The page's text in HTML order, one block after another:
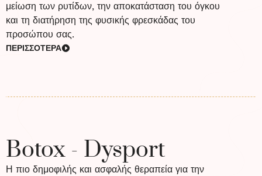
μείωση των ρυτίδων, την αποκατάσταση του όγκου
και τη διατήρηση της φυσικής φρεσκάδας του
προσώπου σας.
ΠΕΡΙΣΣΟΤΕΡΑ
Botox - Dysport
Η πιο δημοφιλής και ασφαλής θεραπεία για την